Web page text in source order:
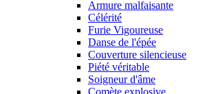
Armure malfaisante
Célérité
Furie Vigoureuse
Danse de l'épée
Couverture silencieuse
Piété véritable
Soigneur d'âme